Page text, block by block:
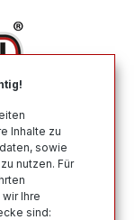
Inhalte zu
sowie
nutzen. Für
Ihre
sind: